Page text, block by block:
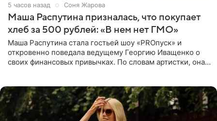
5 часов назад Соня Жарова
Маша Распутина призналась, что покупает
хлеб за 500 рублей: «В нем нет ГМО»
Маша Распутина стала гостьей шоу «PROпуск» и
откровенно поведала ведущему Георгию Иващенко о
своих финансовых привычках. По словам артистки, она